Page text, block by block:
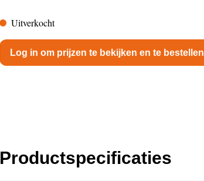
Uitverkocht
Log in om prijzen te bekijken en te bestellen
Productspecificaties